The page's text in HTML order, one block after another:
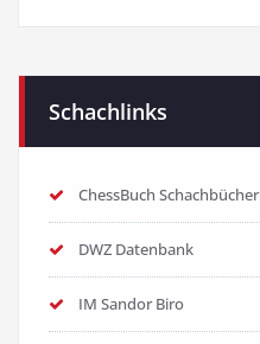
Schachlinks
ChessBuch Schachbücher
DWZ Datenbank
IM Sandor Biro